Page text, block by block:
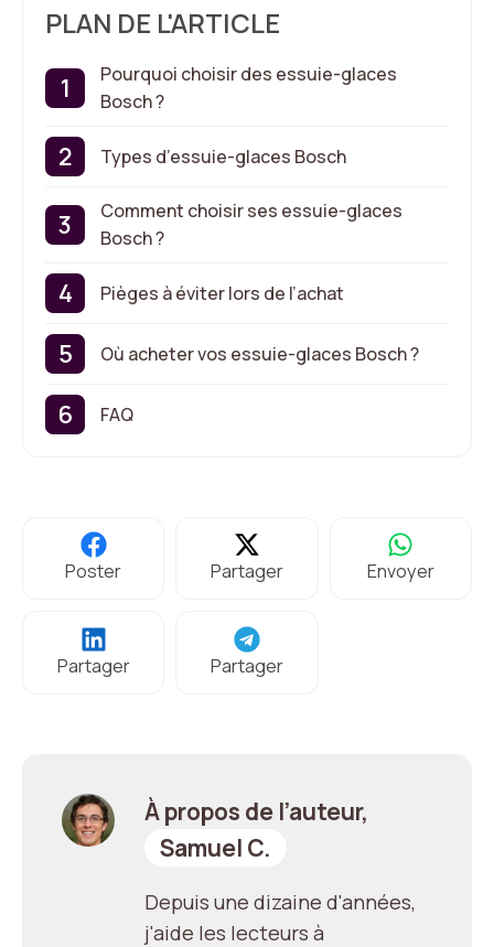
PLAN DE L'ARTICLE
Pourquoi choisir des essuie-glaces
Bosch ?
Types d’essuie-glaces Bosch
Comment choisir ses essuie-glaces
Bosch ?
Pièges à éviter lors de l’achat
Où acheter vos essuie-glaces Bosch ?
FAQ
Poster Partager Envoyer
Partager Partager
À propos de l’auteur,
Samuel C.
Depuis une dizaine d'années,
j'aide les lecteurs à